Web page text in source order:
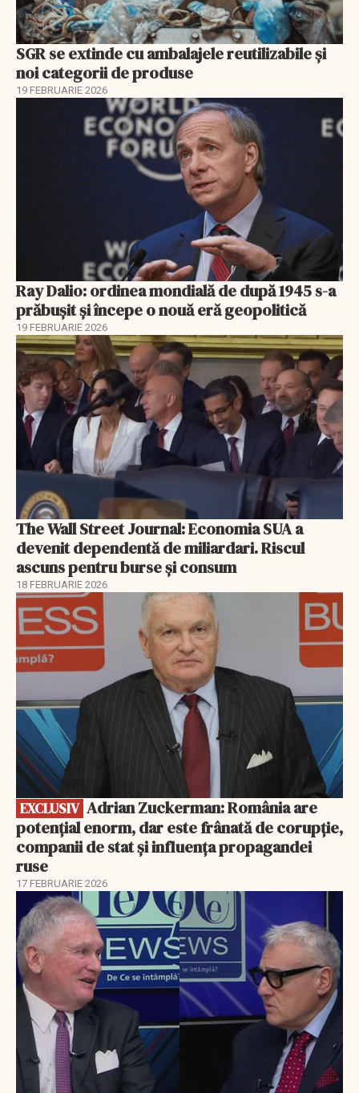
SGR se extinde cu ambalajele reutilizabile și
noi categorii de produse
19 FEBRUARIE 2026
Ray Dalio: ordinea mondială de după 1945 s-a
prăbușit și începe o nouă eră geopolitică
19 FEBRUARIE 2026
The Wall Street Journal: Economia SUA a
devenit dependentă de miliardari. Riscul
ascuns pentru burse și consum
18 FEBRUARIE 2026
EXCLUSIV
EXCLUSIV
potențial enorm, dar este frânată de corupție,
companii de stat și influența propagandei
ruse
17 FEBRUARIE 2026
EXCLUSIV